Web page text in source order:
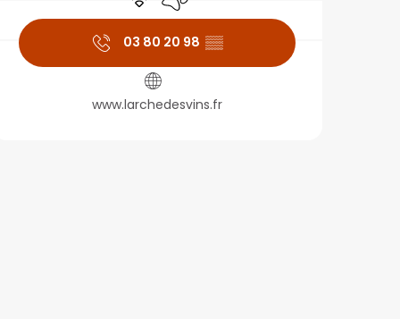
03 80 20 98 ▒▒
www.larchedesvins.fr